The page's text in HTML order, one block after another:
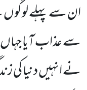
ان سے پہلے
سے عذاب آیا جہاں
نے انہیں دنیا کی